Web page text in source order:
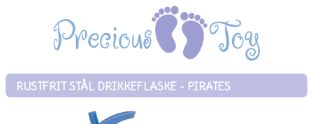
RUSTFRIT STÅL DRIKKEFLASKE - PIRATES